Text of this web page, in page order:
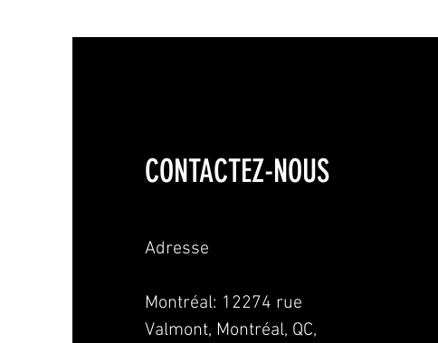
CONTACTEZ-NOUS
Adresse
Montréal: 12274 rue
Valmont, Montréal, QC,